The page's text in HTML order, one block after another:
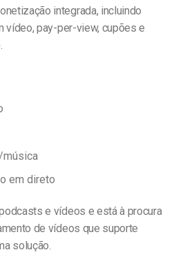
integrada, incluindo
vídeo, pay-per-view, cupões e
música
em direto
e vídeos e está à procura
de vídeos que suporte
solução.